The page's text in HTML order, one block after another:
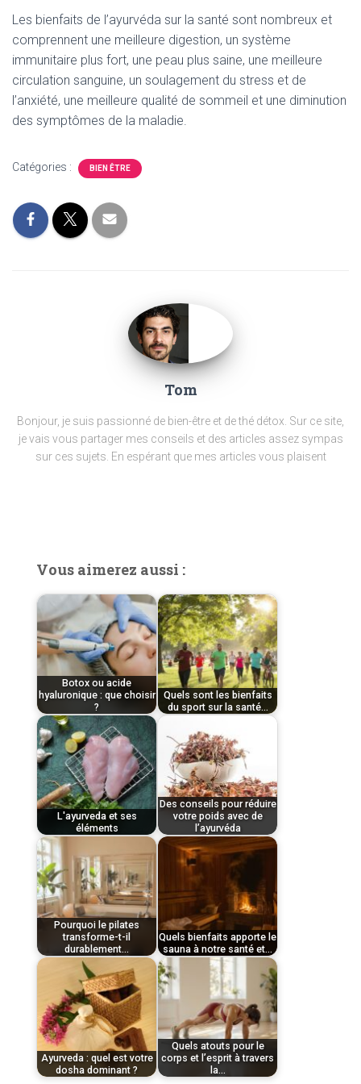
Les bienfaits de l’ayurvéda sur la santé sont nombreux et
comprennent une meilleure digestion, un système
immunitaire plus fort, une peau plus saine, une meilleure
circulation sanguine, un soulagement du stress et de
l’anxiété, une meilleure qualité de sommeil et une diminution
des symptômes de la maladie.
Catégories : BIEN ÊTRE
Tom
Bonjour, je suis passionné de bien-être et de thé détox. Sur ce site,
je vais vous partager mes conseils et des articles assez sympas
sur ces sujets. En espérant que mes articles vous plaisent
Vous aimerez aussi :
Botox ou acide
hyaluronique : que choisir
?
par
Tom
mars 23, 2026Entre le
botox et l’acide
hyaluronique,
l’hésitation est
fréquente, et…
Quels sont les bienfaits
du sport sur la santé…
Tom
novembre 27, 2025
Pratiquer une activité
physique régulière
procure de nombreux
avantages tant…
L'ayurveda et ses
éléments
par
Tom
mai 31, 2022Quel
élément Ayurveda ?
L’ayurveda est
considéré comme une
Des conseils pour réduire
votre poids avec de
l’ayurvéda
par
mai 30, 2022 Comment
perdre du poids avec
de l'ayurveda En
matière de…
Pourquoi le pilates
transforme-t-il
durablement…
par
Quels bienfaits apporte le
sauna à notre santé et…
par
Tom
Ayurveda : quel est votre
dosha dominant ?
Quels atouts pour le
corps et l’esprit à travers
la…